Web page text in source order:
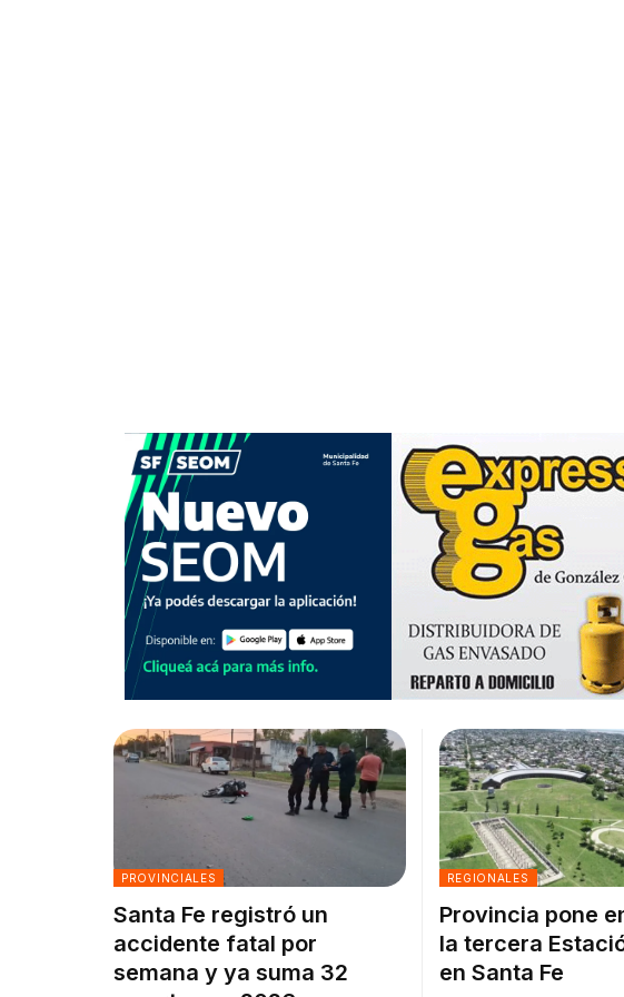
PROVINCIALES
Santa Fe registró un
accidente fatal por
semana y ya suma 32
REGIONALES
Provincia pone
la tercera
en Santa Fe